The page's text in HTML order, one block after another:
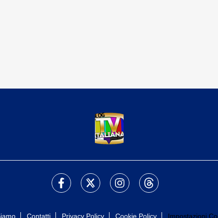
Contatti Privacy Policy Cookie Policy Impostazioni